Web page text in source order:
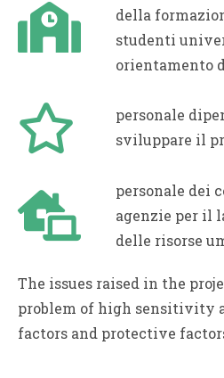
della
studenti
orientamento
personale
sviluppare il
personale dei
agenzie per il
delle risorse
The issues raised in the
problem of high sensitivity
factors and protective